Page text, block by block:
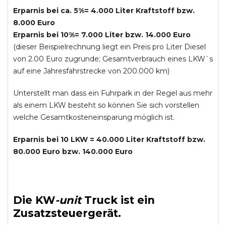
Erparnis bei ca. 5%= 4.000 Liter Kraftstoff bzw.
8.000 Euro
Erparnis bei 10%= 7.000 Liter bzw. 14.000 Euro
(dieser Beispielrechnung liegt ein Preis pro Liter Diesel
von 2.00 Euro zugrunde; Gesamtverbrauch eines LKW`s
auf eine Jahresfahrstrecke von 200.000 km)
Unterstellt man dass ein Fuhrpark in der Regel aus mehr
als einem LKW besteht so können Sie sich vorstellen
welche Gesamtkosteneinsparung möglich ist.
Erparnis bei 10 LKW = 40.000 Liter Kraftstoff bzw.
80.000 Euro bzw. 140.000 Euro
Die KW-unit Truckist ein
Zusatzsteuergerät.